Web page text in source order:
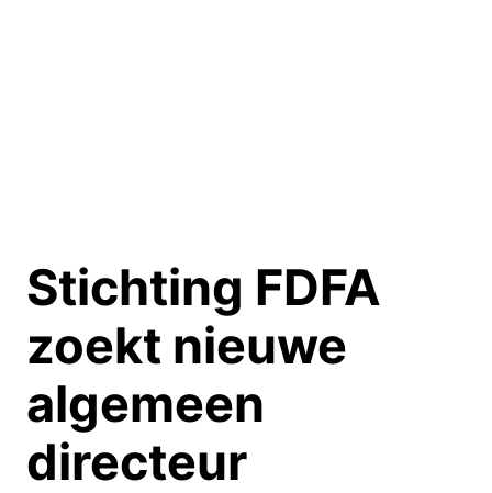
Stichting FDFA
zoekt nieuwe
algemeen
directeur